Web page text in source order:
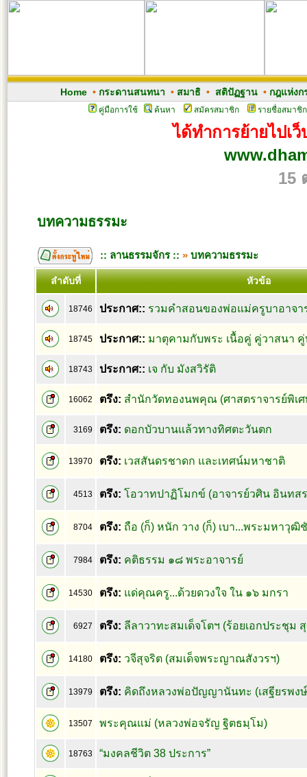
Home• กระดานสนทนา • สมาธิ• สติปัฏฐาน• กฎแห่งก
คู่มือการใช้ ค้นหา สมัครสมาชิก รายชื่อสมาชิก
ได้ทำการย้ายไปเ
15
บทความธรรมะ
:: ลานธรรมจักร :: » บทความธรรมะ
ลำดับที่ หัวข้อ
18746 ประกาศ:: รวมคำสอนของพ่อแม่ครูบาอาจา
18745 ประกาศ:: มาตุคามกับพระ เนื้อคู่ คู่วาสนา คู่
18743 ประกาศ:: เจ กับ มังสวิรัติ
16062 ตรึง: สำนักวัดทองนพคุณ (ศาสตราจารย์พิเ
3169 ตรึง: ดอกบัวบานแล้วทางทิศตะวันตก
13970 ตรึง: เวสสันดรชาดก และเทศน์มหาชาติ
4513 ตรึง: โอวาทปาฏิโมกข์ (อาจารย์วศิน อินทส
8704 ตรึง: ถือ (ก็) หนัก วาง (ก็) เบา...พระมหาวุฒิ
7984 ตรึง: คติธรรม ๑๘ พระอาจารย์
14530 ตรึง: แด่คุณครู...ด้วยดวงใจ ใน ๑๖ มกรา
6927 ตรึง: ลีลาวาทะสมเด็จโตฯ (ร้อยเอกประชุม
14180 ตรึง: วจีสุจริต (สมเด็จพระญาณสังวรฯ)
13979 ตรึง: คิดถึงหลวงพ่อปัญญานันทะ (เสฐียรพง
13507 พระคุณแม่ (หลวงพ่อจรัญ ฐิตธมฺโม)
18763 “มงคลชีวิต 38 ประการ”